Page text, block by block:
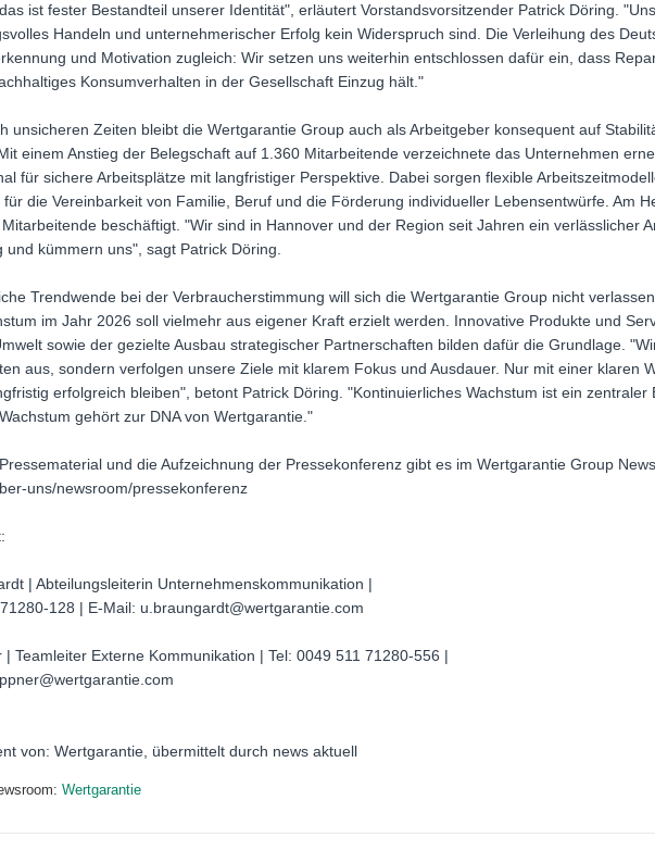
ist fester Bestandteil unserer Identität", erläutert Vorstandsvorsitzender Patrick Döring.
Handeln und unternehmerischer Erfolg kein Widerspruch sind. Die Verleihung des
und Motivation zugleich: Wir setzen uns weiterhin entschlossen dafür ein, dass
Konsumverhalten in der Gesellschaft Einzug hält."
unsicheren Zeiten bleibt die Wertgarantie Group auch als Arbeitgeber konsequent auf
einem Anstieg der Belegschaft auf 1.360 Mitarbeitende verzeichnete das Unternehmen
für sichere Arbeitsplätze mit langfristiger Perspektive. Dabei sorgen flexible
die Vereinbarkeit von Familie, Beruf und die Förderung individueller Lebensentwürfe. Am
beschäftigt. "Wir sind in Hannover und der Region seit Jahren ein verlässlicher
und kümmern uns", sagt Patrick Döring.
Trendwende bei der Verbraucherstimmung will sich die Wertgarantie Group nicht
im Jahr 2026 soll vielmehr aus eigener Kraft erzielt werden. Innovative Produkte und
sowie der gezielte Ausbau strategischer Partnerschaften bilden dafür die Grundlage.
aus, sondern verfolgen unsere Ziele mit klarem Fokus und Ausdauer. Nur mit einer klaren
erfolgreich bleiben", betont Patrick Döring. "Kontinuierliches Wachstum ist ein zentraler
gehört zur DNA von Wertgarantie."
und die Aufzeichnung der Pressekonferenz gibt es im Wertgarantie Group
uns/newsroom/pressekonferenz
| Abteilungsleiterin Unternehmenskommunikation |
128 | E-Mail: u.braungardt@wertgarantie.com
| Teamleiter Externe Kommunikation | Tel: 0049 511 71280-556 |
von: Wertgarantie, übermittelt durch news aktuell
Wertgarantie